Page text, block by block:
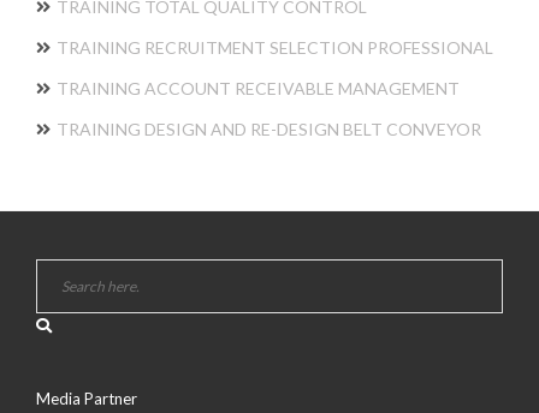
TRAINING TOTAL QUALITY CONTROL
TRAINING RECRUITMENT SELECTION PROFESSIONAL
TRAINING ACCOUNT RECEIVABLE MANAGEMENT
TRAINING DESIGN AND RE-DESIGN BELT CONVEYOR
Media Partner